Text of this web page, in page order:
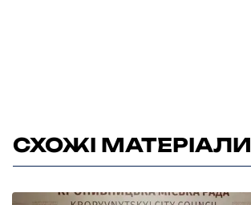
СХОЖІ МАТЕРІАЛИ